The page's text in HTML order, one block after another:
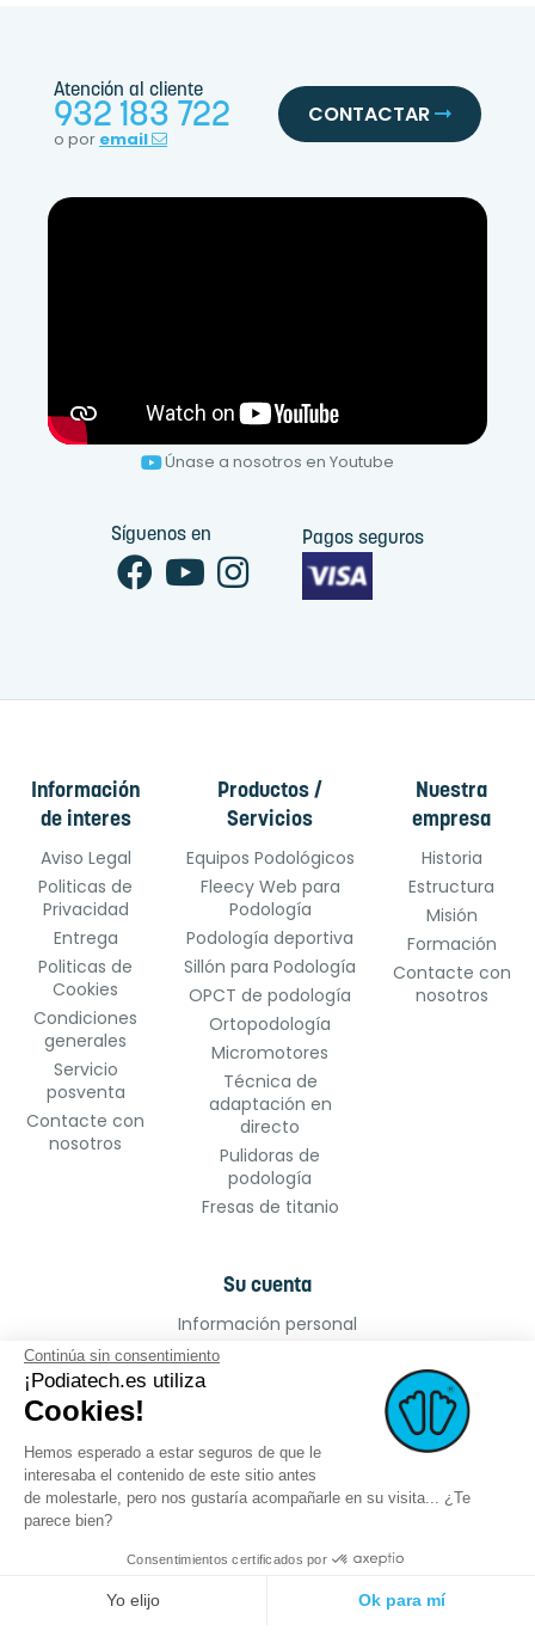
Atención al cliente
932 183 722
o por email
CONTACTAR
Únase a nosotros en Youtube
Síguenos en Pagos seguros
Información
de interes
Aviso Legal
Politicas de
Privacidad
Entrega
Politicas de
Cookies
Condiciones
generales
Servicio
posventa
Contacte con
nosotros
Productos /
Servicios
Equipos Podológicos
Fleecy Web para
Podología
Podología deportiva
Sillón para Podología
OPCT de podología
Ortopodología
Micromotores
Técnica de
adaptación en
directo
Pulidoras de
podología
Fresas de titanio
Nuestra
empresa
Historia
Estructura
Misión
Formación
Contacte con
nosotros
Su cuenta
Información personal
Facturas por abono
Mis alertas
creation.com
Continúa sin consentimiento
¡Podiatech.es utiliza
Cookies!
Hemos esperado a estar seguros de que le
interesaba el contenido de este sitio antes
de molestarle, pero nos gustaría acompañarle en su visita... ¿Te
parece bien?
Consentimientos certificados por
Yo elijo Ok para mí